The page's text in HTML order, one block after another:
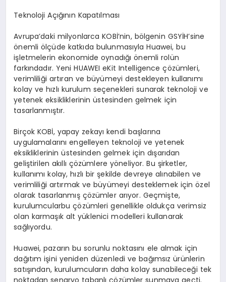
Teknoloji Açığının Kapatılması
Avrupa’daki milyonlarca KOBİ’nin, bölgenin GSYİH’sine
önemli ölçüde katkıda bulunmasıyla Huawei, bu
işletmelerin ekonomide oynadığı önemli rolün
farkındadır. Yeni HUAWEI eKit Intelligence çözümleri,
verimliliği artıran ve büyümeyi destekleyen kullanımı
kolay ve hızlı kurulum seçenekleri sunarak teknoloji ve
yetenek eksikliklerinin üstesinden gelmek için
tasarlanmıştır.
Birçok KOBİ, yapay zekayı kendi başlarına
uygulamalarını engelleyen teknoloji ve yetenek
eksikliklerinin üstesinden gelmek için dışarıdan
geliştirilen akıllı çözümlere yöneliyor. Bu şirketler,
kullanımı kolay, hızlı bir şekilde devreye alınabilen ve
verimliliği artırmak ve büyümeyi desteklemek için özel
olarak tasarlanmış çözümler arıyor. Geçmişte,
kurulumcularbu çözümleri genellikle oldukça verimsiz
olan karmaşık alt yüklenici modelleri kullanarak
sağlıyordu.
Huawei, pazarın bu sorunlu noktasını ele almak için
dağıtım işini yeniden düzenledi ve bağımsız ürünlerin
satışından, kurulumcuların daha kolay sunabileceği tek